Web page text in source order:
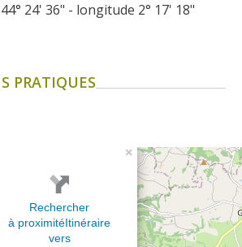
24' 36" - longitude 2° 17' 18"
PRATIQUES
×
Rechercher
à proximitéItinéraire
vers